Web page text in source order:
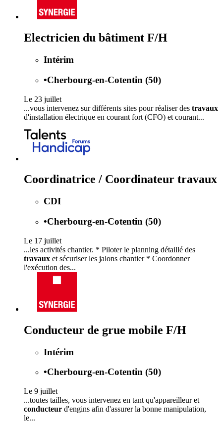
Electricien du bâtiment F/H
Intérim
•Cherbourg-en-Cotentin (50)
Le 23 juillet
...vous intervenez sur différents sites pour réaliser des travaux
d'installation électrique en courant fort (CFO) et courant...
Coordinatrice / Coordinateur travaux
CDI
•Cherbourg-en-Cotentin (50)
Le 17 juillet
...les activités chantier. * Piloter le planning détaillé des
travaux et sécuriser les jalons chantier * Coordonner
l'exécution des...
Conducteur de grue mobile F/H
Intérim
•Cherbourg-en-Cotentin (50)
Le 9 juillet
...toutes tailles, vous intervenez en tant qu'appareilleur et
conducteur d'engins afin d'assurer la bonne manipulation,
le...